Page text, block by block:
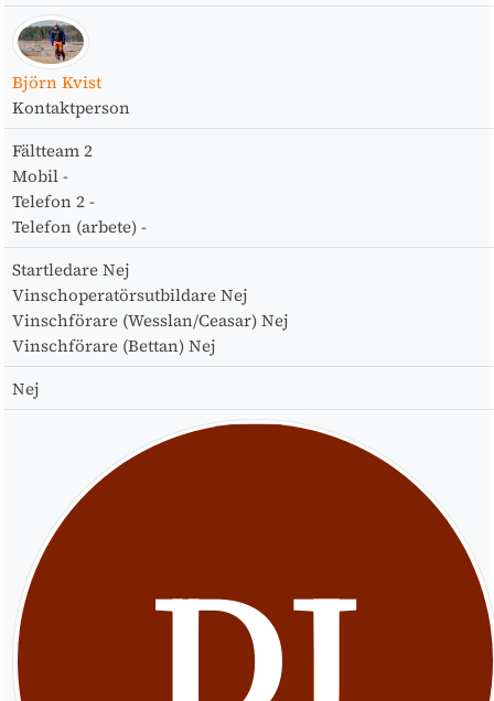
Björn Kvist
Kontaktperson
Fältteam 2
Mobil -
Telefon 2 -
Telefon (arbete) -
Startledare Nej
Vinschoperatörsutbildare Nej
Vinschförare (Wesslan/Ceasar) Nej
Vinschförare (Bettan) Nej
Nej